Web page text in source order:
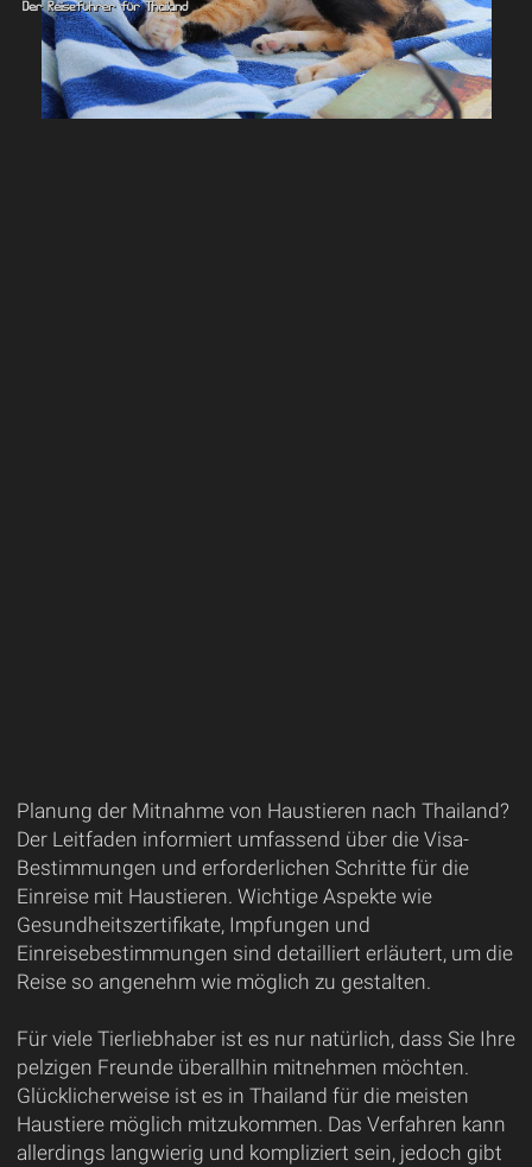
Planung der Mitnahme von Haustieren nach Thailand?
Der Leitfaden informiert umfassend über die Visa-
Bestimmungen und erforderlichen Schritte für die
Einreise mit Haustieren. Wichtige Aspekte wie
Gesundheitszertifikate, Impfungen und
Einreisebestimmungen sind detailliert erläutert, um die
Reise so angenehm wie möglich zu gestalten.
Für viele Tierliebhaber ist es nur natürlich, dass Sie Ihre
pelzigen Freunde überallhin mitnehmen möchten.
Glücklicherweise ist es in Thailand für die meisten
Haustiere möglich mitzukommen. Das Verfahren kann
allerdings langwierig und kompliziert sein, jedoch gibt